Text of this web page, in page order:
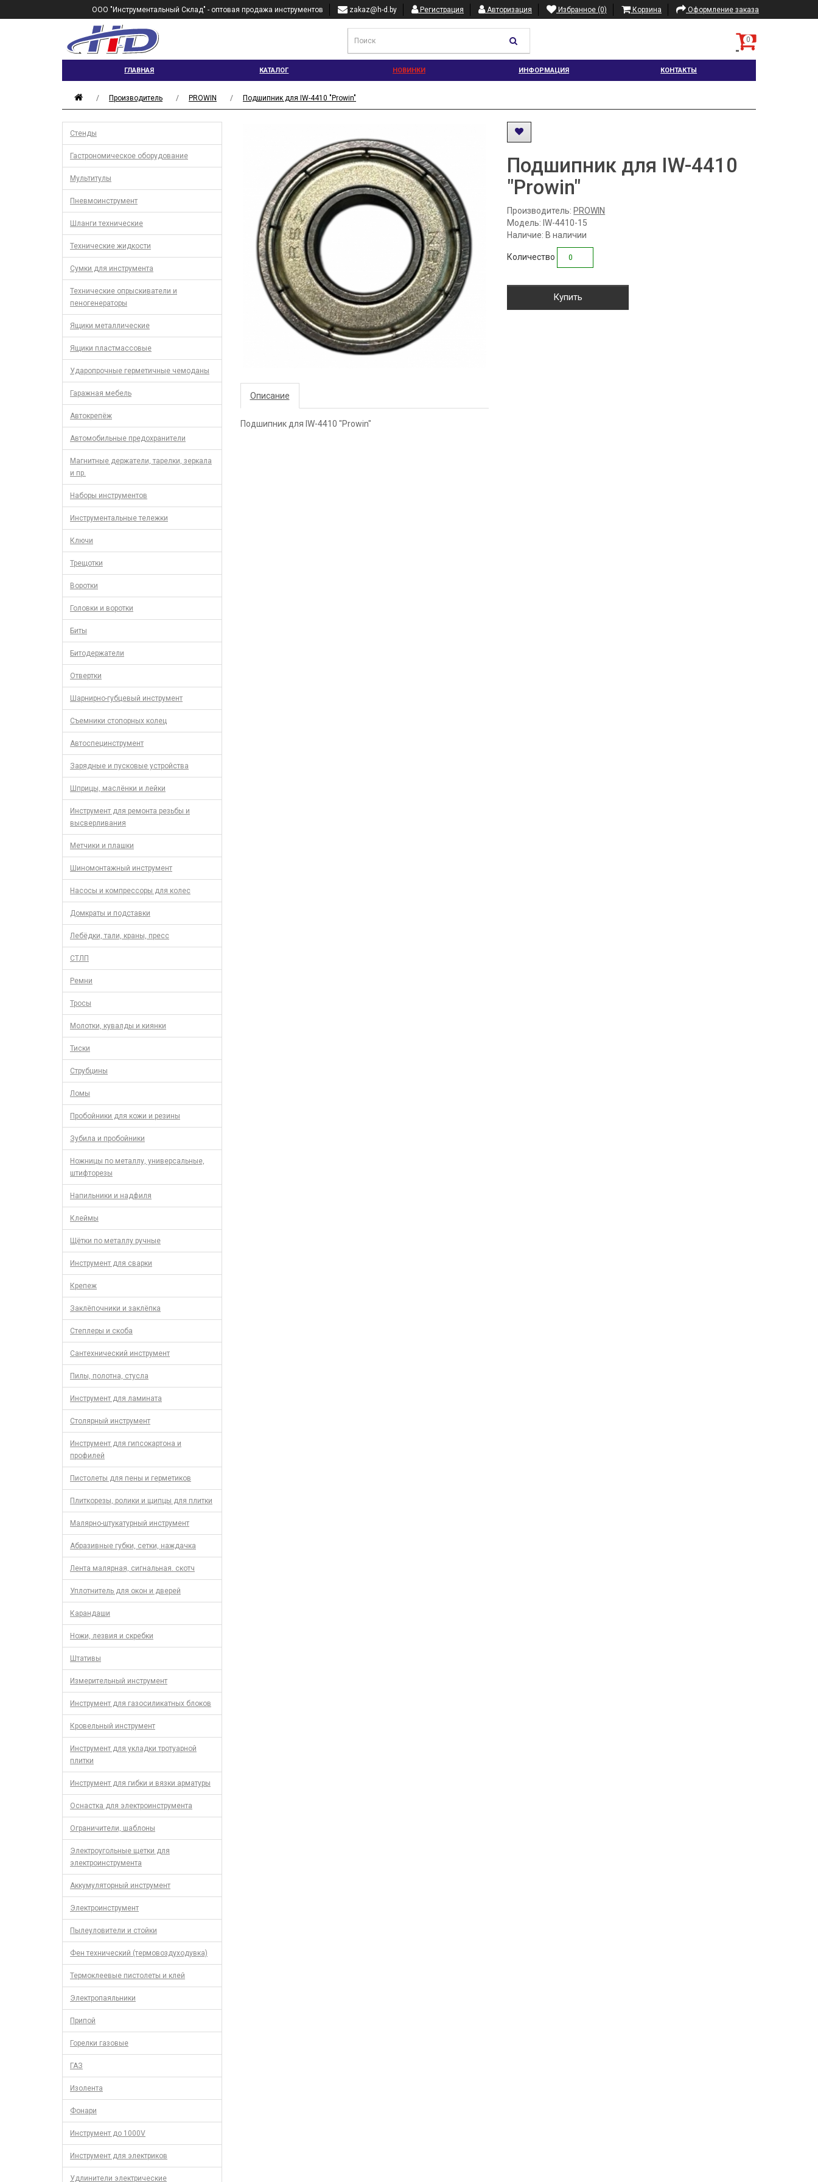
ООО "Инструментальный Склад" - оптовая продажа инструментов zakaz@h-d.by Регистрация Авторизация Избранное (0) Корзина Оформление заказа
0
ГЛАВНАЯ КАТАЛОГ НОВИНКИ ИНФОРМАЦИЯ КОНТАКТЫ
Производитель PROWIN Подшипник для IW-4410 "Prowin"
Стенды
Гастрономическое оборудование
Мультитулы
Пневмоинструмент
Шланги технические
Технические жидкости
Сумки для инструмента
Технические опрыскиватели и
пеногенераторы
Ящики металлические
Ящики пластмассовые
Ударопрочные герметичные чемоданы
Гаражная мебель
Автокрепёж
Автомобильные предохранители
Магнитные держатели, тарелки, зеркала
и пр.
Наборы инструментов
Инструментальные тележки
Ключи
Трещотки
Воротки
Головки и воротки
Биты
Битодержатели
Отвертки
Шарнирно-губцевый инструмент
Съемники стопорных колец
Автоспецинструмент
Зарядные и пусковые устройства
Шприцы, маслёнки и лейки
Инструмент для ремонта резьбы и
высверливания
Метчики и плашки
Шиномонтажный инструмент
Насосы и компрессоры для колес
Домкраты и подставки
Лебёдки, тали, краны, пресс
СТЛП
Ремни
Тросы
Молотки, кувалды и киянки
Тиски
Струбцины
Ломы
Пробойники для кожи и резины
Зубила и пробойники
Ножницы по металлу, универсальные,
штифторезы
Напильники и надфиля
Клеймы
Щётки по металлу ручные
Инструмент для сварки
Крепеж
Заклёпочники и заклёпка
Степлеры и скоба
Сантехнический инструмент
Пилы, полотна, стусла
Инструмент для ламината
Столярный инструмент
Инструмент для гипсокартона и
профилей
Пистолеты для пены и герметиков
Плиткорезы, ролики и щипцы для плитки
Малярно-штукатурный инструмент
Абразивные губки, сетки, наждачка
Лента малярная, сигнальная. скотч
Уплотнитель для окон и дверей
Карандаши
Ножи, лезвия и скребки
Штативы
Измерительный инструмент
Инструмент для газосиликатных блоков
Кровельный инструмент
Инструмент для укладки тротуарной
плитки
Инструмент для гибки и вязки арматуры
Оснастка для электроинструмента
Ограничители, шаблоны
Электроугольные щетки для
электроинструмента
Аккумуляторный инструмент
Электроинструмент
Пылеуловители и стойки
Фен технический (термовоздуходувка)
Термоклеевые пистолеты и клей
Электропаяльники
Припой
Горелки газовые
ГАЗ
Изолента
Фонари
Инструмент до 1000V
Инструмент для электриков
Удлинители электрические
Описание
Подшипник для IW-4410 "Prowin"
Подшипник для IW-4410
"Prowin"
Производитель: PROWIN
Модель: IW-4410-15
Наличие: В наличии
Количество
Купить